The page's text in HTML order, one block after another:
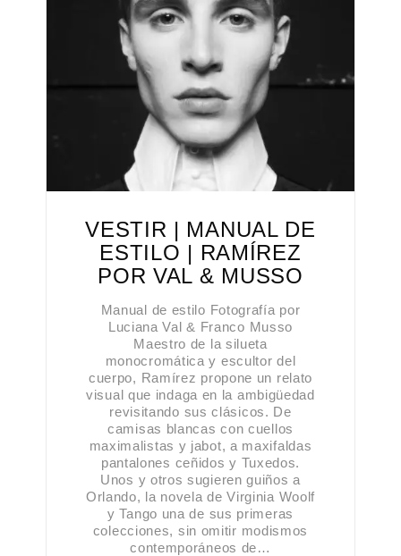
VESTIR | MANUAL DE
ESTILO | RAMÍREZ
POR VAL & MUSSO
Manual de estilo Fotografía por
Luciana Val & Franco Musso
Maestro de la silueta
monocromática y escultor del
cuerpo, Ramírez propone un relato
visual que indaga en la ambigüedad
revisitando sus clásicos. De
camisas blancas con cuellos
maximalistas y jabot, a maxifaldas
pantalones ceñidos y Tuxedos.
Unos y otros sugieren guiños a
Orlando, la novela de Virginia Woolf
y Tango una de sus primeras
colecciones, sin omitir modismos
contemporáneos de…